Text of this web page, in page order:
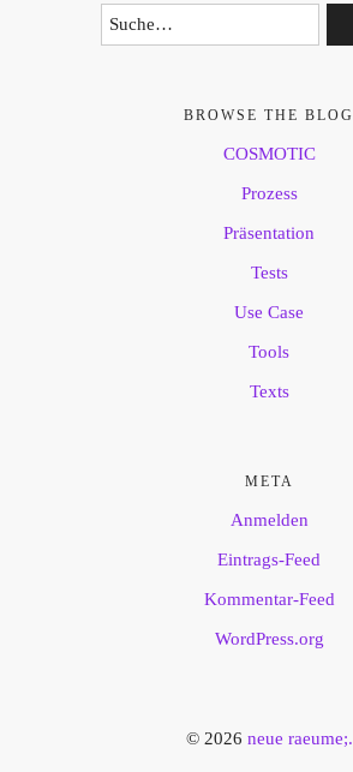
BROWSE THE BLOG
COSMOTIC
Prozess
Präsentation
Tests
Use Case
Tools
Texts
META
Anmelden
Eintrags-Feed
Kommentar-Feed
WordPress.org
© 2026 neue raeume;.